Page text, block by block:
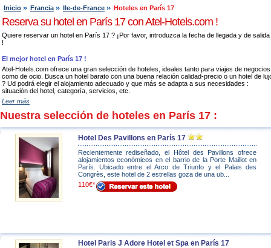
Inicio Francia Ile-de-France Hoteles en París 17
Reserva su hotel en París 17 con Atel-Hotels.com !
Quiere reservar un hotel en París 17 ? ¡Por favor, introduzca la fecha de llegada y de salida
!
El mejor hotel en París 17 !
Atel-Hotels.com ofrece una gran selección de hoteles, ideales tanto para viajes de negocios
como de ocio. Busca un hotel barato con una buena relación calidad-precio o un hotel de
? Ud podrá elegir el alojamiento adecuado y que más se adapta a sus necesidades :
situación del hotel, categoría, servicios, etc.
Leer más
Nuestra selección de hoteles en París 17 :
Hotel Des Pavillons en París 17
Recientemente rediseñado, el Hôtel des Pavillons ofrece
alojamientos económicos en el barrio de la Porte Maillot en
París. Ubicado entre el Arco de Triunfo y el Palais des
Congrès, este hotel de 2 estrellas goza de una ub...
110€*
Hotel Paris J Adore Hotel et Spa en París 17